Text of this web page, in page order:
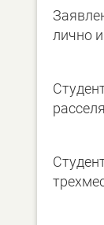
лично